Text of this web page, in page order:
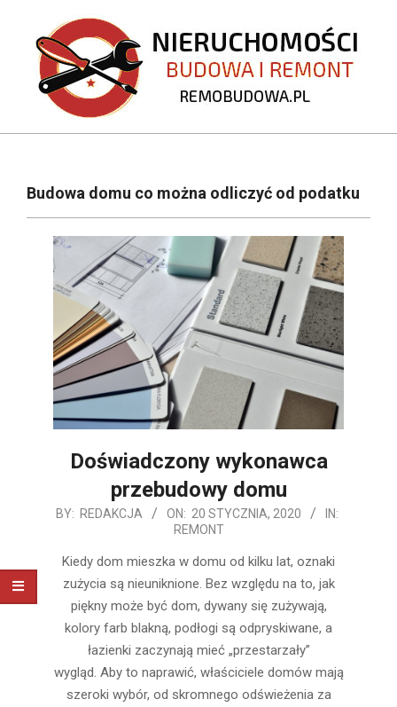
content
REMOBUDOWA.PL
NavigationBudowa domu co można odliczyć od podatku
Doświadczony wykonawca
przebudowy domu
2020-
20
BY: REDAKCJA ON: 20 STYCZNIA, 2020
IN:
REMONT
Kiedy dom mieszka w domu od kilku lat, oznaki
zużycia są nieuniknione. Bez względu na to, jak
piękny może być dom, dywany się zużywają,
kolory farb blakną, podłogi są odpryskiwane, a
łazienki zaczynają mieć „przestarzały”
wygląd. Aby to naprawić, właściciele domów mają
szeroki wybór, od skromnego odświeżenia za